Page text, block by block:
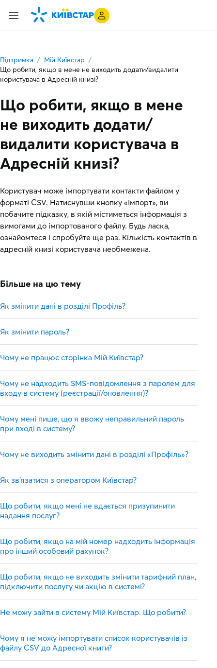
Підтримка
Мій Київстар
Що робити, якщо в мене не виходить додати/видалити
користувача в Адресній книзі?
Що робити, якщо в мене
не виходить додати/
видалити користувача в
Адресній книзі?
Користувач може імпортувати контакти файлом у
форматі CSV. Натиснувши кнопку «Імпорт», ви
побачите підказку, в якій містиметься інформація з
вимогами до імпортованого файлу. Будь ласка,
ознайомтеся і спробуйте ще раз. Кількість контактів в
адресній книзі користувача необмежена.
Більше на цю тему
Як змінити дані в розділі Профіль?
Як змінити пароль?
Чому не працює сторінка Мій Київстар?
Чому не надходить SMS-повідомлення з паролем для
входу в систему (реєстрації/оновлення)?
Чому мені пише, що я ввожу неправильний пароль
при вході в систему?
Чому не виходить змінити дані в розділі «Профіль»?
Як зв'язатися з оператором Київстар?
Що робити, якщо мені не вдається призупинити
надання послуг?
Що робити, якщо на мій номер надходить інформація
про інший особовий рахунок?
Що робити, якщо не виходить змінити тарифний план,
підключити послугу чи акцію в системі?
Не можу зайти в систему Мій Київстар. Що робити?
Чому я не можу імпортувати список користувачів із
файлу CSV до Адресної книги?